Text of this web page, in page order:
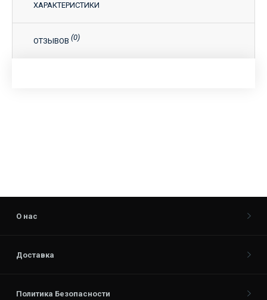
ХАРАКТЕРИСТИКИ
ОТЗЫВОВ (0)
О нас
Доставка
Политика Безопасности